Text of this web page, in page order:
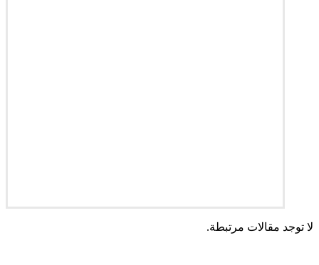
لا توجد مقالات مرتبطة.